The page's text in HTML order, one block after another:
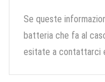
Se queste
batteria che fa al
esitate a contattarci